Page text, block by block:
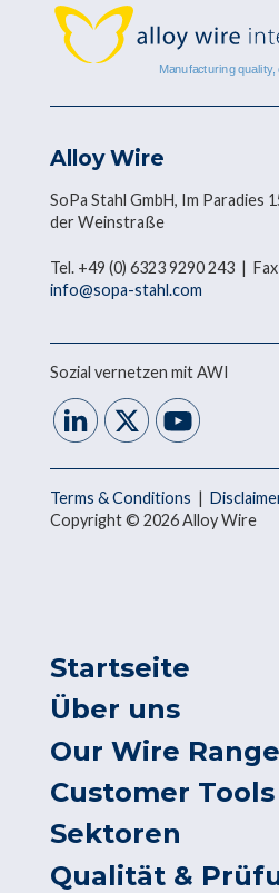
Alloy Wire
SoPa Stahl GmbH, Im Paradies
der Weinstraße
Tel. +49 (0) 6323 9290 243 |
info@sopa-stahl.com
Sozial vernetzen mit AWI
Terms & Conditions |
Copyright © 2026 Alloy Wire
Startseite
Über uns
Our Wire Range
Customer Tools
Sektoren
Qualität &